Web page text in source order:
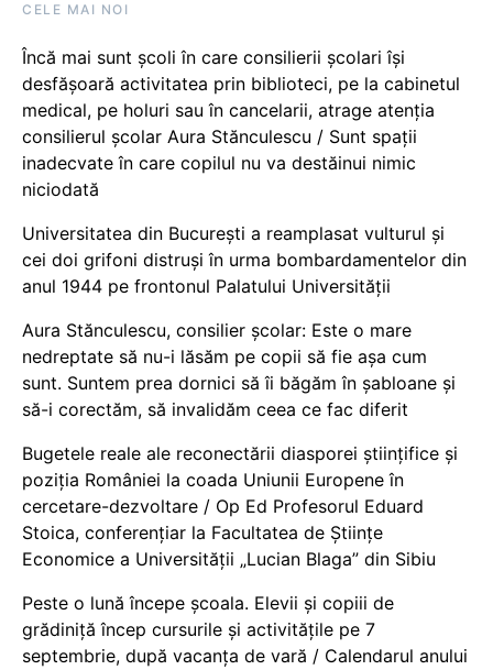
CELE MAI NOI
Încă mai sunt școli în care consilierii școlari își
desfășoară activitatea prin biblioteci, pe la cabinetul
medical, pe holuri sau în cancelarii, atrage atenția
consilierul școlar Aura Stănculescu / Sunt spații
inadecvate în care copilul nu va destăinui nimic
niciodată
Universitatea din București a reamplasat vulturul și
cei doi grifoni distruși în urma bombardamentelor din
anul 1944 pe frontonul Palatului Universității
Aura Stănculescu, consilier școlar: Este o mare
nedreptate să nu-i lăsăm pe copii să fie așa cum
sunt. Suntem prea dornici să îi băgăm în șabloane și
să-i corectăm, să invalidăm ceea ce fac diferit
Bugetele reale ale reconectării diasporei științifice și
poziția României la coada Uniunii Europene în
cercetare-dezvoltare / Op Ed Profesorul Eduard
Stoica, conferențiar la Facultatea de Științe
Economice a Universității „Lucian Blaga” din Sibiu
Peste o lună începe școala. Elevii și copiii de
grădiniță încep cursurile și activitățile pe 7
septembrie, după vacanța de vară / Calendarul anului